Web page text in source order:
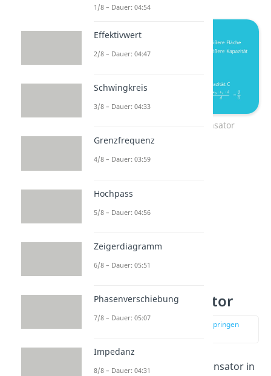
Kapazität Plattenkondensator
Plattenkondensator
zur Stelle im Video springen
Die Energie, die der Kondensator in
1/8 – Dauer: 04:54
Effektivwert
2/8 – Dauer: 04:47
Schwingkreis
3/8 – Dauer: 04:33
Grenzfrequenz
4/8 – Dauer: 03:59
Hochpass
5/8 – Dauer: 04:56
Zeigerdiagramm
6/8 – Dauer: 05:51
Phasenverschiebung
7/8 – Dauer: 05:07
Impedanz
8/8 – Dauer: 04:31